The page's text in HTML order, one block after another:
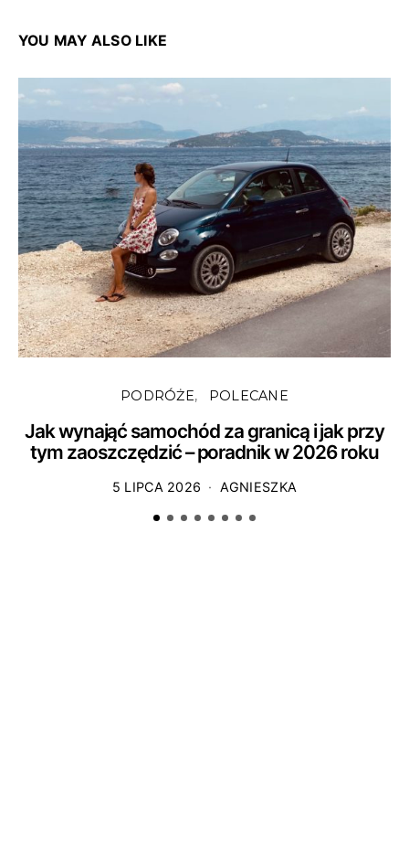
YOU MAY ALSO LIKE
PODRÓŻE POLECANE
Jak wynająć samochód za granicą i jak przy
tym zaoszczędzić – poradnik w 2026 roku
5 LIPCA 2026 AGNIESZKA